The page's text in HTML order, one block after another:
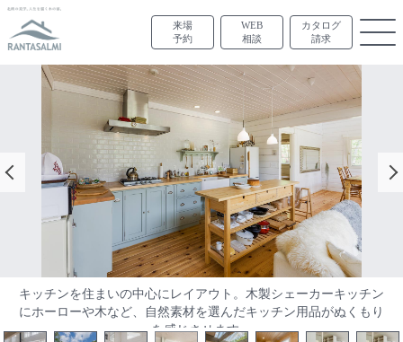
来場
予約
WEB
相談
カタログ
請求
キッチンを住まいの中心にレイアウト。木製シェーカーキッチン
にホーローや木など、自然素材を選んだキッチン用品がぬくもり
を感じさせます。
まぶしい新緑を眺めながら、外の食事も楽しい。半屋外のしつら
いとすることで、ダイニングとひと続きの部屋のようにも利用す
ることができます。